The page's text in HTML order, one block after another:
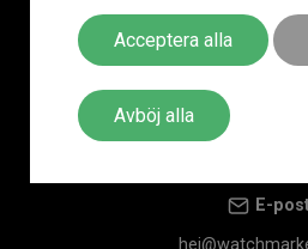
Acceptera alla
Avböj alla
E-